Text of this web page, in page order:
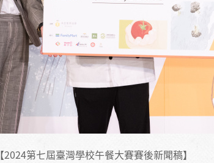
【2024第七屆臺灣學校午餐大賽賽後新聞稿】